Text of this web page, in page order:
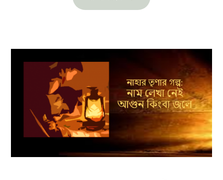
বাটলার
কাঠি"